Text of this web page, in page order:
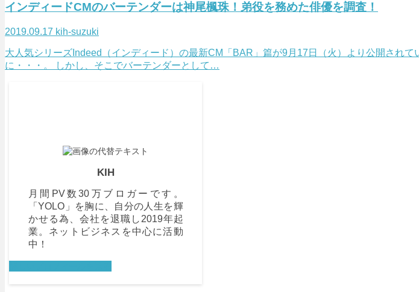
インディードCMのバーテンダーは神尾楓珠！弟役を務めた俳優を調査！
2019.09.17 kih-suzuki
大人気シリーズIndeed（インディード）の最新CM「BAR」篇が9月17日（火）より公開され
に・・・。 しかし、そこでバーテンダーとして…
KIH
月間PV数30万ブロガーです。
「YOLO」を胸に、自分の人生を輝
かせる為、会社を退職し2019年起
業。ネットビジネスを中心に活動
中！